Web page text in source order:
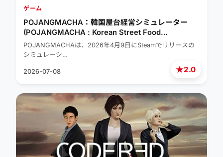
★2.0
ゲーム
POJANGMACHA：韓国屋台経営シミュレーター
(POJANGMACHA : Korean Street Food
Management Simulator)
POJANGMACHAは、2026年4月9日にSteamでリリースの
シミュレーシ…
2026-07-08